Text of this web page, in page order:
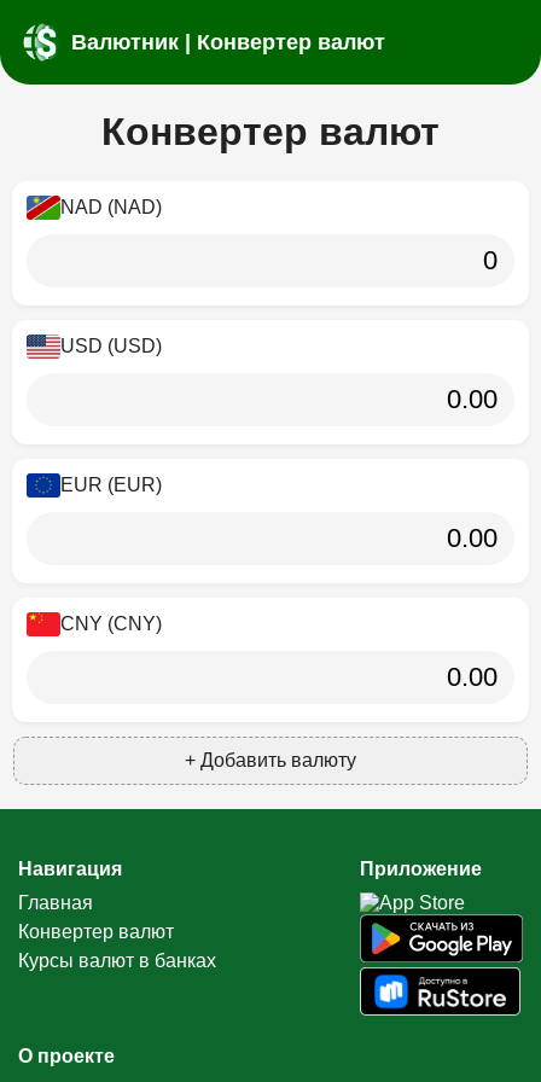
Валютник | Конвертер валют
Конвертер валют
NAD (NAD)
USD (USD)
EUR (EUR)
CNY (CNY)
+ Добавить валюту
Навигация
Главная
Конвертер валют
Курсы валют в банках
Приложение
О проекте